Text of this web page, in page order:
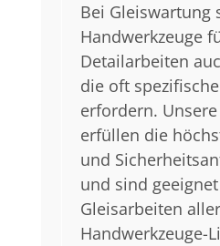
Bei Gleiswartung
Handwerkzeuge
Detailarbeiten
die oft
erfordern.
erfüllen die
und
und sind
Gleisarbeiten
Handwerkzeuge-